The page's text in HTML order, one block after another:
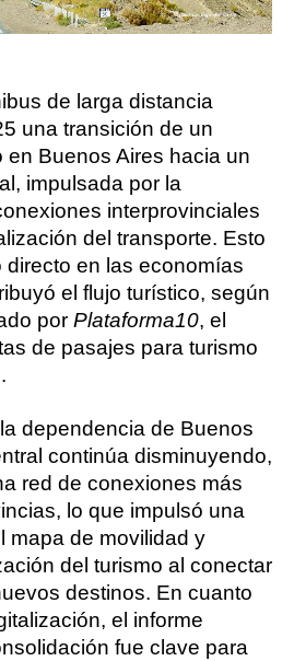
de larga distancia
una transición de un
Buenos Aires hacia un
impulsada por la
interprovinciales
del transporte. Esto
en las economías
el flujo turístico, según
por Plataforma10, el
de pasajes para turismo
dependencia de Buenos
continúa disminuyendo,
red de conexiones más
lo que impulsó una
mapa de movilidad y
del turismo al conectar
destinos. En cuanto
el informe
fue clave para